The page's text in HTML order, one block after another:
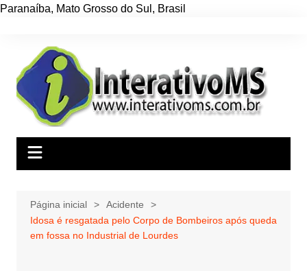
Paranaíba, Mato Grosso do Sul , Brasil
conteúdo
Página inicial
Acidente
Idosa é resgatada pelo Corpo de Bombeiros após queda
em fossa no Industrial de Lourdes